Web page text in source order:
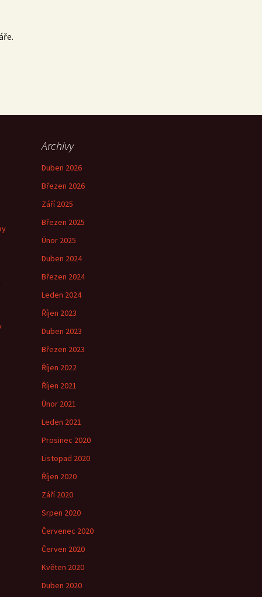
Archivy
Duben 2026
Březen 2026
Září 2025
Březen 2025
Únor 2025
Duben 2024
Březen 2024
Leden 2024
Říjen 2023
Duben 2023
Březen 2023
Říjen 2022
Říjen 2021
Únor 2021
Leden 2021
Prosinec 2020
Listopad 2020
Říjen 2020
Září 2020
Srpen 2020
Červenec 2020
Červen 2020
Květen 2020
Duben 2020